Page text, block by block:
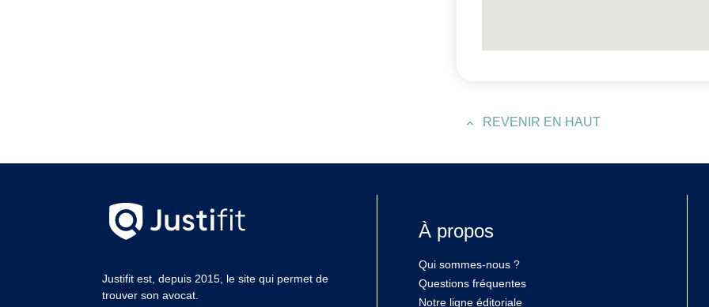
REVENIR EN HAUT
Justifit est, depuis 2015, le site qui permet de
trouver son avocat.
À propos
Qui sommes-nous ?
Questions fréquentes
Notre ligne éditoriale